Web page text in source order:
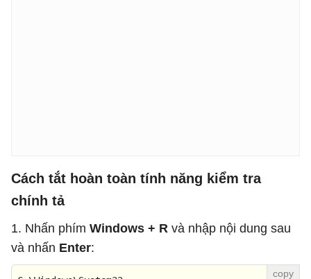
Cách tắt hoàn toàn tính năng kiểm tra
chính tả
1. Nhấn phím Windows + R và nhập nội dung sau
và nhấn Enter: